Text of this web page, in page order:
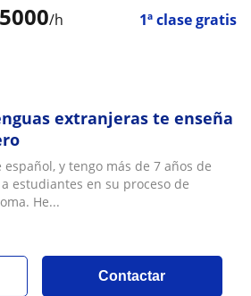
/h 1ª clase gratis
extranjeras te enseña
español, y tengo más de 7 años de
estudiantes en su proceso de
He...
Contactar